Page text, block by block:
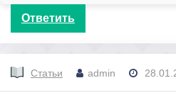
Ответить
Статьи admin